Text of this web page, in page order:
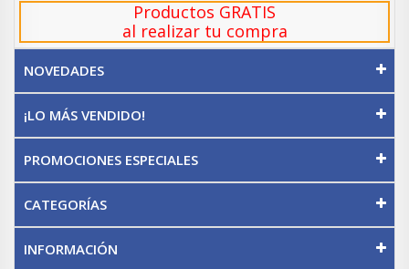
Productos GRATIS
al realizar tu compra
NOVEDADES
¡LO MÁS VENDIDO!
PROMOCIONES ESPECIALES
CATEGORÍAS
INFORMACIÓN